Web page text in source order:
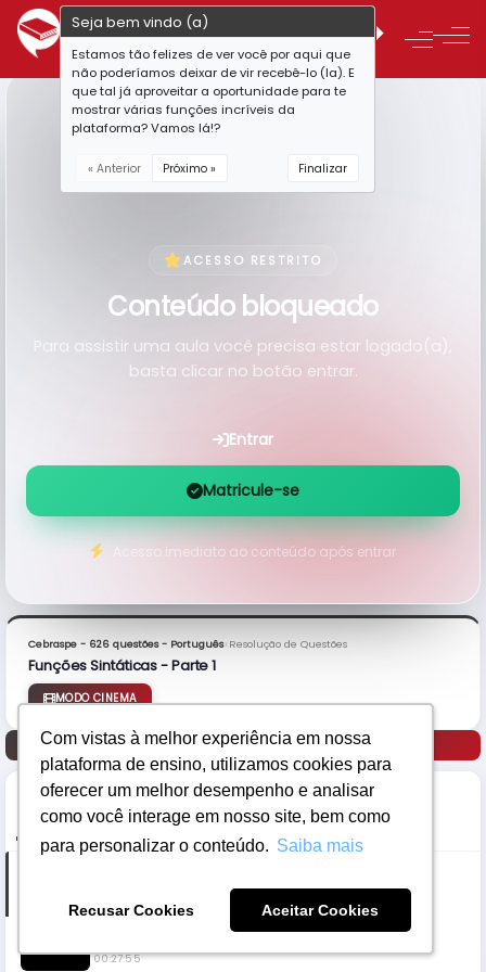
Com vistas à melhor experiência em nossa
plataforma de ensino, utilizamos cookies para
oferecer um melhor desempenho e analisar
como você interage em nosso site, bem como
para personalizar o conteúdo. Saiba mais
Recusar Cookies Aceitar Cookies
Com vistas à melhor experiência em nossa
plataforma de ensino, utilizamos cookies para
oferecer um melhor desempenho e analisar
como você interage em nosso site, bem como
para personalizar o conteúdo. Saiba mais
Recusar Cookies Aceitar Cookies
ACESSO RESTRITO
Conteúdo bloqueado
Para assistir uma aula você precisa estar logado(a),
basta clicar no botão entrar.
Entrar
Matricule-se
Acesso imediato ao conteúdo após entrar
Cebraspe - 626 questões - Português› Resolução de Questões
Funções Sintáticas - Parte 1
MODO CINEMA
Anterior Próximo
PARTES ANOTAÇÕES
00:27:55
Seja bem vindo (a)
Estamos tão felizes de ver você por aqui que
não poderíamos deixar de vir recebê-lo (la). E
que tal já aproveitar a oportunidade para te
mostrar várias funções incríveis da
plataforma? Vamos lá!?
« Anterior Próximo » Finalizar